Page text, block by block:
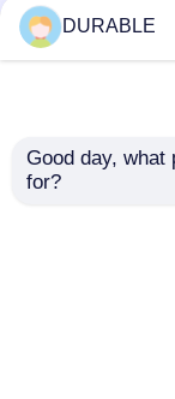
DURABLE
Good day, what
for?